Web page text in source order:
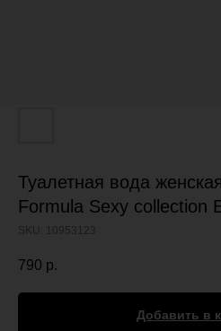
Туалетная вода
Formula Sexy collection
SKU: 10953123
790 р.
Добавить в